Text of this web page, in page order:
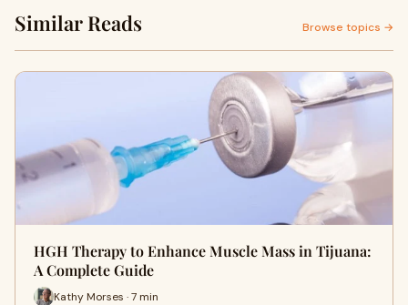
Similar Reads Browse topics →
HGH Therapy to Enhance Muscle Mass in Tijuana:
A Complete Guide
Kathy Morses · 7 min